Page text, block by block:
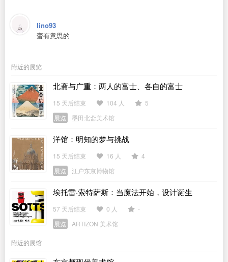
lino93
蛮有意思的
附近的展览
北斋与广重：两人的富士、各自的富士
15 天后结束 104 人
5
展览
墨田北斋美术馆
洋馆：明知的梦与挑战
15 天后结束 16 人
4
展览
江户东京博物馆
埃托雷·索特萨斯：当魔法开始，设计诞生
57 天后结束 0 人
-
展览
ARTIZON 美术馆
附近的展馆